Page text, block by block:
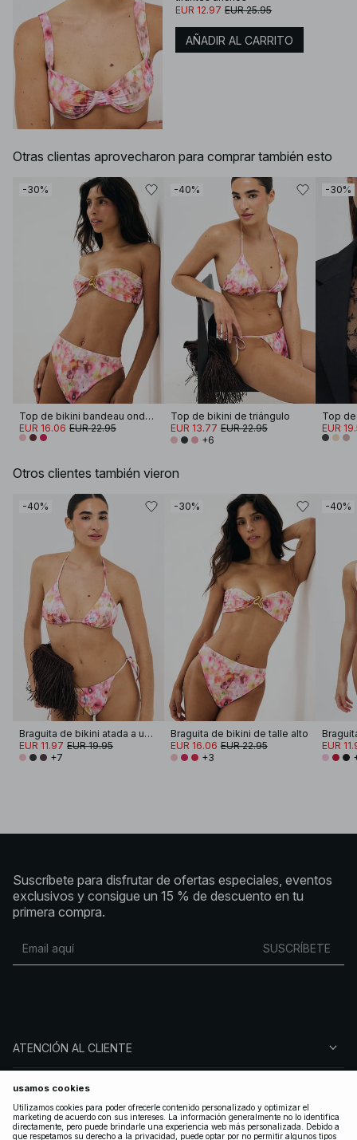
EUR 12.97 EUR 25.95
AÑADIR AL CARRITO
Otras clientas aprovecharon para comprar también esto
-30%
Top de bikini bandeau ondulado
EUR 16.06 EUR 22.95
-40%
Top de bikini de triángulo
EUR 13.77 EUR 22.95
+6
-30%
EUR
Otros clientes también vieron
-40%
Braguita de bikini atada a un lado
EUR 11.97 EUR 19.95
+7
-30%
Braguita de bikini de talle alto
EUR 16.06 EUR 22.95
+3
-40%
EUR
Suscríbete para disfrutar de ofertas especiales, eventos
exclusivos y consigue un 15 % de descuento en tu
primera compra.
SUSCRÍBETE
ATENCIÓN AL CLIENTE
SOBRE NA-KD
SÍGUENOS